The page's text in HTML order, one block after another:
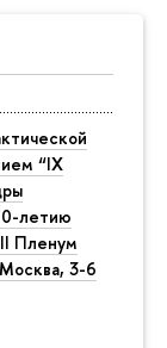
“IX
летию
Пленум
3-6